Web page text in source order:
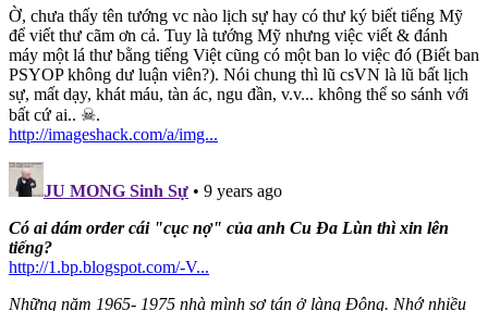
Ờ, chưa thấy tên tướng vc nào lịch sự hay có thư ký biết tiếng Mỹ
để viết thư cãm ơn cả. Tuy là tướng Mỹ nhưng việc viết & đánh
máy một lá thư bằng tiếng Việt cũng có một ban lo việc đó (Biết ban
PSYOP không dư luận viên?). Nói chung thì lũ csVN là lũ bất lịch
sự, mất dạy, khát máu, tàn ác, ngu đần, v.v... không thể so sánh với
bất cứ ai.. ☠.
http://imageshack.com/a/img...
JU MONG Sinh Sự • 9 years ago
Có ai dám order cái "cục nợ" của anh Cu Đa Lùn thì xin lên
tiếng?
http://1.bp.blogspot.com/-V...
Những năm 1965- 1975 nhà mình sơ tán ở làng Đông. Nhớ nhiều